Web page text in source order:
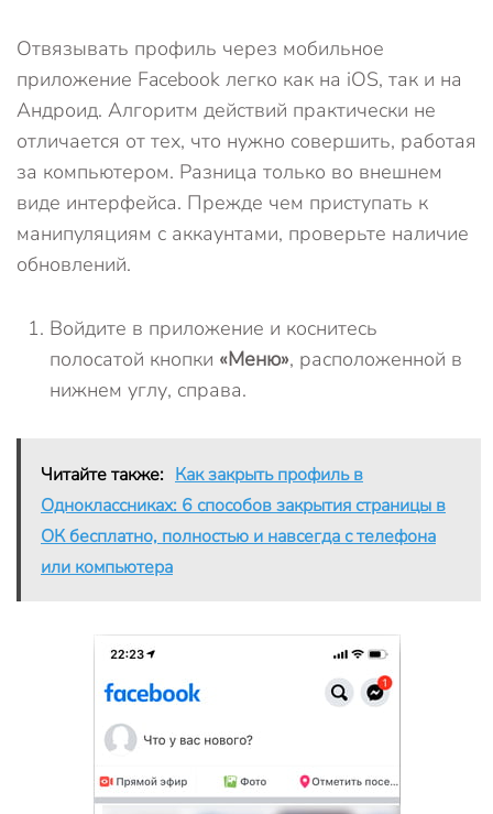
Отвязывать профиль через мобильное
приложение Facebook легко как на iOS, так и на
Aндроид. Алгоритм действий практически не
отличается от тех, что нужно совершить, работая
за компьютером. Разница только во внешнем
виде интерфейса. Прежде чем приступать к
манипуляциям с аккаунтами, проверьте наличие
обновлений.
Войдите в приложение и коснитесь
полосатой кнопки «Меню», расположенной в
нижнем углу, справа.
Читайте также: Как закрыть профиль в
Одноклассниках: 6 способов закрытия страницы в
ОК бесплатно, полностью и навсегда с телефона
или компьютера